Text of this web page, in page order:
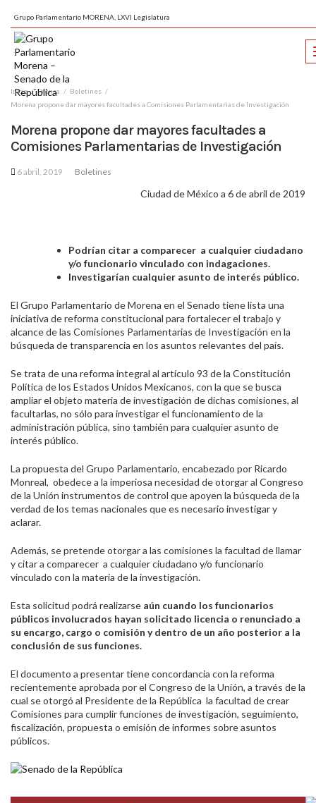
Grupo Parlamentario MORENA, LXVI Legislatura
Inicio Prensa
Boletines
Morena propone dar mayores facultades a Comisiones Parlamentarias de Investigación
Morena propone dar mayores facultades a
Comisiones Parlamentarias de Investigación
6 abril, 2019 Boletines
Ciudad de México a 6 de abril de 2019
Podrían citar a comparecer a cualquier ciudadano
y/o funcionario vinculado con indagaciones.
Investigarían cualquier asunto de interés público.
El Grupo Parlamentario de Morena en el Senado tiene lista una
iniciativa de reforma constitucional para fortalecer el trabajo y
alcance de las Comisiones Parlamentarias de Investigación en la
búsqueda de transparencia en los asuntos relevantes del país.
Se trata de una reforma integral al artículo 93 de la Constitución
Política de los Estados Unidos Mexicanos, con la que se busca
ampliar el objeto materia de investigación de dichas comisiones, al
facultarlas, no sólo para investigar el funcionamiento de la
administración pública, sino también para cualquier asunto de
interés público.
La propuesta del Grupo Parlamentario, encabezado por Ricardo
Monreal, obedece a la imperiosa necesidad de otorgar al Congreso
de la Unión instrumentos de control que apoyen la búsqueda de la
verdad de los temas nacionales que es necesario investigar y
aclarar.
Además, se pretende otorgar a las comisiones la facultad de llamar
y citar a comparecer a cualquier ciudadano y/o funcionario
vinculado con la materia de la investigación.
Esta solicitud podrá realizarse aún cuando los funcionarios
públicos involucrados hayan solicitado licencia o renunciado a
su encargo, cargo o comisión y dentro de un año posterior a la
conclusión de sus funciones.
El documento a presentar tiene concordancia con la reforma
recientemente aprobada por el Congreso de la Unión, a través de la
cual se otorgó al Presidente de la República la facultad de crear
Comisiones para cumplir funciones de investigación, seguimiento,
fiscalización, propuesta o emisión de informes sobre asuntos
públicos.